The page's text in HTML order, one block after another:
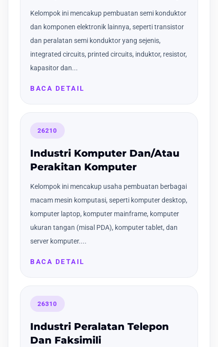
Kelompok ini mencakup pembuatan semi konduktor
dan komponen elektronik lainnya, seperti transistor
dan peralatan semi konduktor yang sejenis,
integrated circuits, printed circuits, induktor, resistor,
kapasitor dan...
BACA DETAIL
26210
Industri Komputer Dan/Atau
Perakitan Komputer
Kelompok ini mencakup usaha pembuatan berbagai
macam mesin komputasi, seperti komputer desktop,
komputer laptop, komputer mainframe, komputer
ukuran tangan (misal PDA), komputer tablet, dan
server komputer....
BACA DETAIL
26310
Industri Peralatan Telepon
Dan Faksimili